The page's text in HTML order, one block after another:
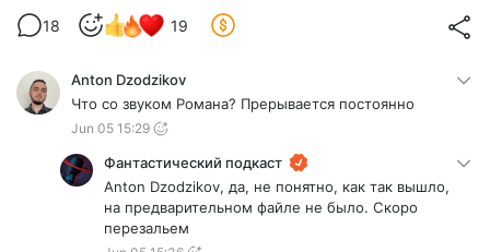
18 19
Anton Dzodzikov
Что со звуком Романа? Прерывается постоянно
Jun 05 15:29
Фантастический подкаст
Anton Dzodzikov, да, не понятно, как так вышло,
на предварительном файле не было. Скоро
перезальем